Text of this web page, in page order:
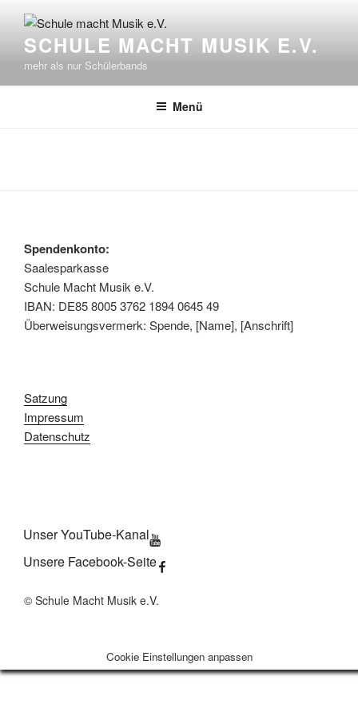
Inhalt
springenSCHULE MACHT MUSIK E.V.
mehr als nur Schülerbands
Menü
Spendenkonto:
Saalesparkasse
Schule Macht Musik e.V.
IBAN: DE85 8005 3762 1894 0645 49
Überweisungsvermerk: Spende, [Name], [Anschrift]
Satzung
Impressum
Datenschutz
Unser YouTube-Kanal
Unsere Facebook-Seite
© Schule Macht Musik e.V.
Cookie Einstellungen anpassen